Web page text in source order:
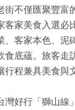
街不僅匯聚豐
家美食入選必
、客家本色、
食底蘊。旅客
程兼具美食與
灣好行「獅山
56+